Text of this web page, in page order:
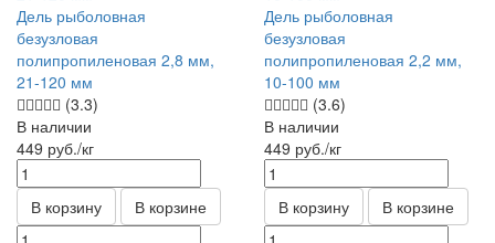
Дель рыболовная
безузловая
полипропиленовая 2,8 мм,
21-120 мм
(3.3)
В наличии
449 руб./кг
В корзину В корзине
Дель рыболовная
безузловая
полипропиленовая 2,2 мм,
10-100 мм
(3.6)
В наличии
449 руб./кг
В корзину В корзине